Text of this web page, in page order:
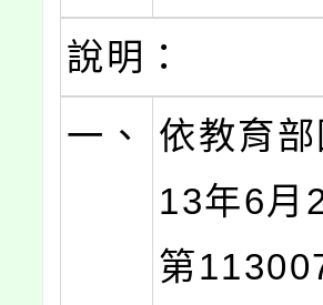
說明：
一、
依教育
13年6月
第